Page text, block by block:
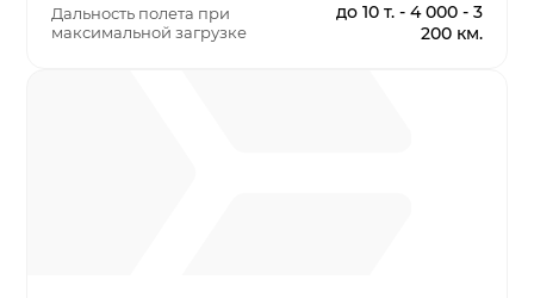
Дальность полета при
максимальной загрузке
до 10 т. - 4 000 - 3
200 км.